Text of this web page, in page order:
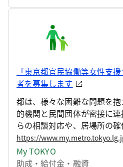
「東京都官民協働等女性支
者を募集します
都は、様々な困難な問題を
的機関と民間団体が密接に
らの相談対応や、居場所の
着、公的機関や施設への「
ーチを実施することにより、
とを目的として、「東京都若
My TOKYO
助成・給付金・融資